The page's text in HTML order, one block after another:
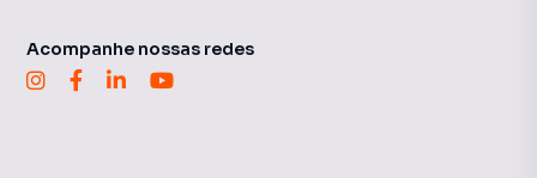
Acompanhe nossas redes